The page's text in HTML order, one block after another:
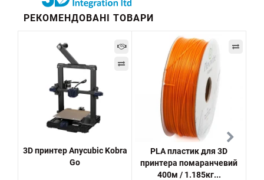
РЕКОМЕНДОВАНІ ТОВАРИ
3D принтер Anycubic Kobra
Go
PLA пластик для 3D
принтера помаранчевий
400м / 1.185кг...